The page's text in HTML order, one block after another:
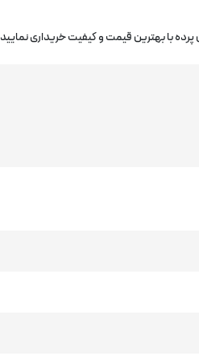
پرده با بهترین قیمت و کیفیت خریداری نمایید